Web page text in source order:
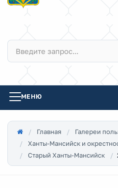
МЕНЮ
Главная
Галереи
Ханты-Мансийск и
Старый Ханты-Мансийск